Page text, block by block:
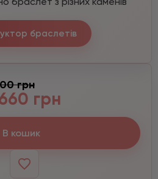
браслетів
грн
грн
В кошик